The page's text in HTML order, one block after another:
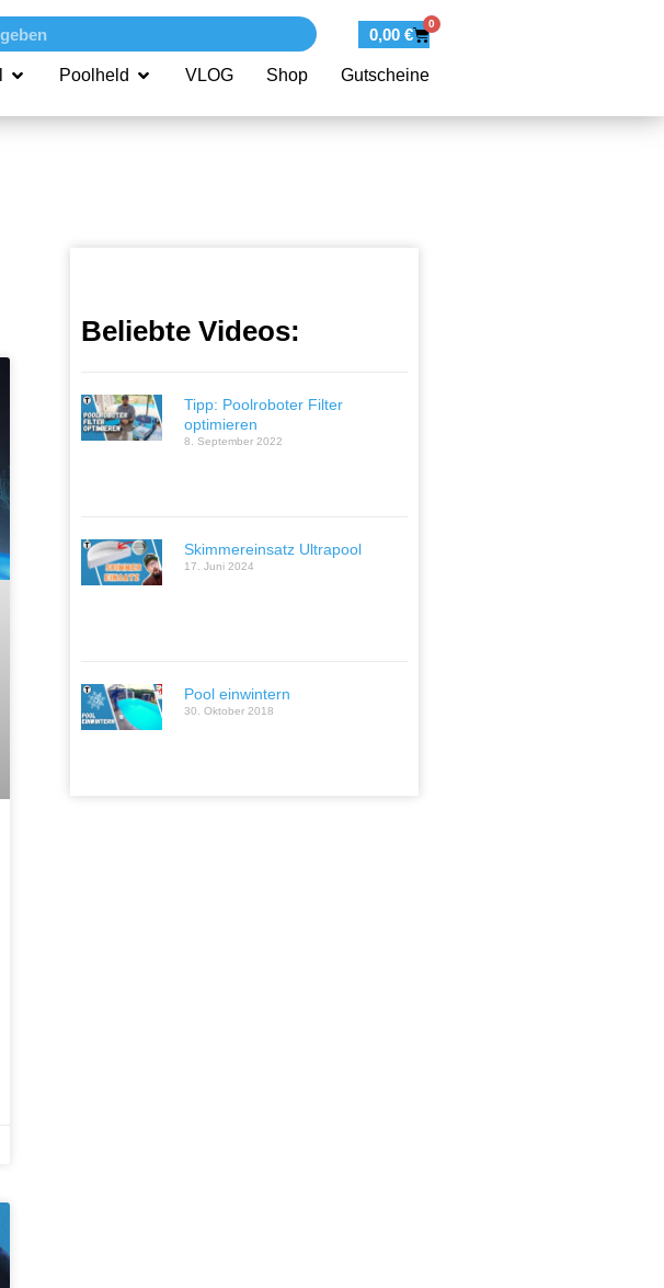
0,00 €
0
Poolheld VLOG Shop Gutscheine
Beliebte Videos:
Tipp: Poolroboter Filter
optimieren
8. September 2022
Skimmereinsatz Ultrapool
17. Juni 2024
Pool einwintern
30. Oktober 2018